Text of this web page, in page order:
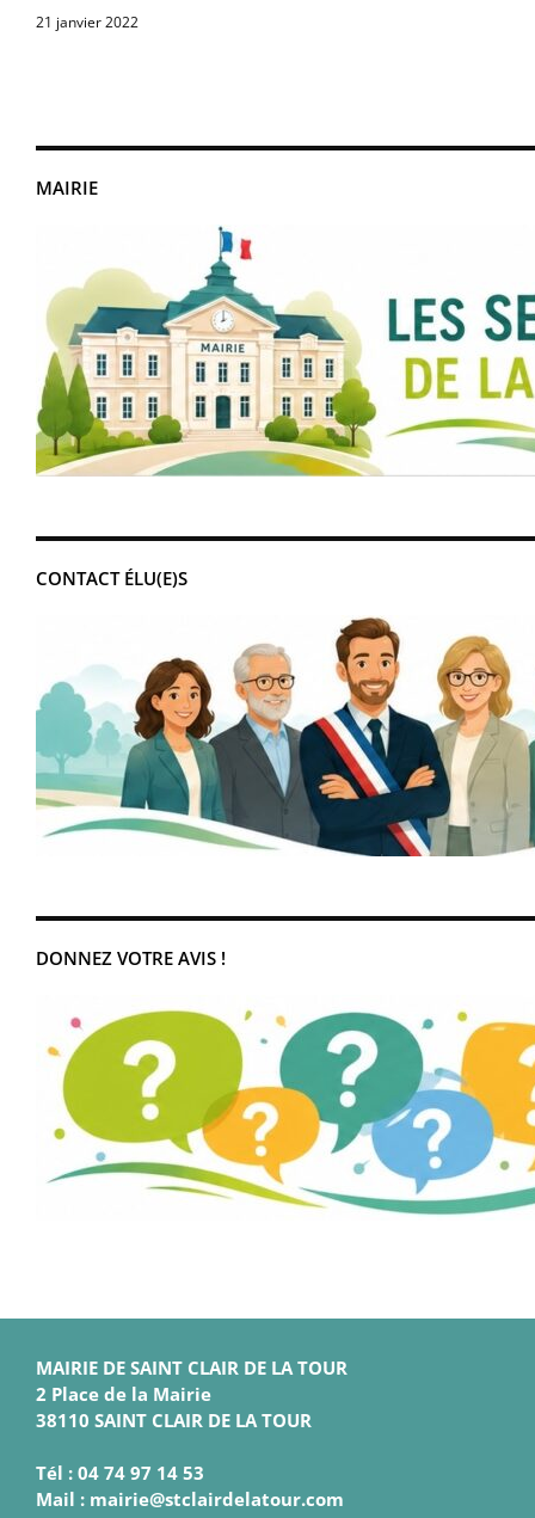
MAIRIE
CONTACT ÉLU(E)S
DONNEZ VOTRE AVIS !
21 janvier 2022
MAIRIE DE SAINT CLAIR DE LA TOUR
2 Place de la Mairie
38110 SAINT CLAIR DE LA TOUR
Tél : 04 74 97 14 53
Mail : mairie@stclairdelatour.com